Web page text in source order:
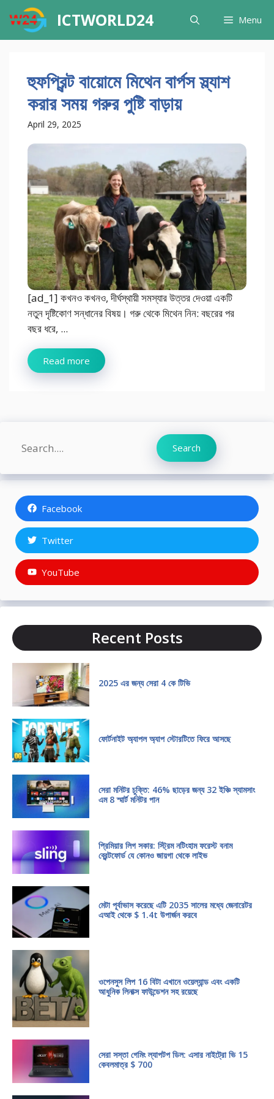
content
ICTWORLD24 Menu
হুফপ্রিন্ট বায়োমে মিথেন বার্পস স্ল্যাশ
করার সময় গরুর পুষ্টি বাড়ায়
April 29, 2025
[ad_1] কখনও কখনও, দীর্ঘস্থায়ী সমস্যার উত্তর দেওয়া একটি
নতুন দৃষ্টিকোণ সন্ধানের বিষয়। গরু থেকে মিথেন নিন: বছরের পর
বছর ধরে, ...
Read more
Search Search
Facebook
Twitter
YouTube
Recent Posts
2025 এর জন্য সেরা 4 কে টিভি
ফোর্টনাইট অ্যাপল অ্যাপ স্টোরটিতে ফিরে আসছে
সেরা মনিটর চুক্তি: 46% ছাড়ের জন্য 32 ইঞ্চি স্যামসাং
এম 8 স্মার্ট মনিটর পান
প্রিমিয়ার লিগ সকার: স্ট্রিম নটিংহাম ফরেস্ট বনাম
ব্রেন্টফোর্ড যে কোনও জায়গা থেকে লাইভ
মেটা পূর্বাভাস করেছে এটি 2035 সালের মধ্যে জেনারেটর
এআই থেকে $ 1.4t উপার্জন করবে
ওপেনসুস লিপ 16 বিটা এখানে ওয়েল্যান্ড এবং একটি
আধুনিক লিনাক্স ফাউন্ডেশন সহ রয়েছে
সেরা সস্তা গেমিং ল্যাপটপ ডিল: এসার নাইট্রো ভি 15
কেবলমাত্র $ 700